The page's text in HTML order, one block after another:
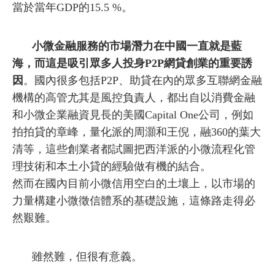
當於當年GDP的15.5 %。
小微金融服務的市場潛力在中國一直就是藍
海，而這是吸引眾多人投身P2P網貸創業的重要誘
因 。國內很多包括P2P、助貸在內的眾多互聯網金融
機構的高管尤其是風控負責人，都出自以消費金融
和小微企業融資見長的美國Capital One公司，例如
拍拍貸的章峰，量化派的周灝和王倪，融360的葉大
清等，這些創業者都試圖把西洋派的小微流程化管
理技術和本土小貸的經驗做有機的結合。
然而在國內目前小微信用空白的土壤上，以市場的
力量構建小微徵信體系的基礎設施，這條路走得必
然艱難。
雖然難，但很有意義。